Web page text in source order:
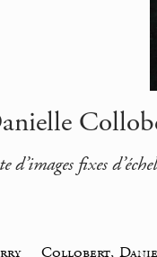
d’images fixes
Collobert,